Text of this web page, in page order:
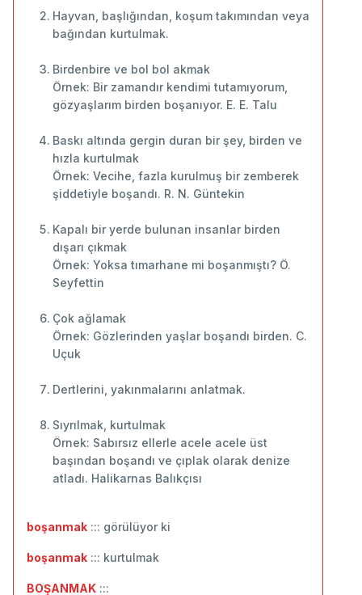
Hayvan, başlığından, koşum takımından veya
bağından kurtulmak.
Birdenbire ve bol bol akmak
Örnek: Bir zamandır kendimi tutamıyorum,
gözyaşlarım birden boşanıyor. E. E. Talu
Baskı altında gergin duran bir şey, birden ve
hızla kurtulmak
Örnek: Vecihe, fazla kurulmuş bir zemberek
şiddetiyle boşandı. R. N. Güntekin
Kapalı bir yerde bulunan insanlar birden
dışarı çıkmak
Örnek: Yoksa tımarhane mi boşanmıştı? Ö.
Seyfettin
Çok ağlamak
Örnek: Gözlerinden yaşlar boşandı birden. C.
Uçuk
Dertlerini, yakınmalarını anlatmak.
Sıyrılmak, kurtulmak
Örnek: Sabırsız ellerle acele acele üst
başından boşandı ve çıplak olarak denize
atladı. Halikarnas Balıkçısı
boşanmak ::: görülüyor ki
boşanmak ::: kurtulmak
BOŞANMAK :::